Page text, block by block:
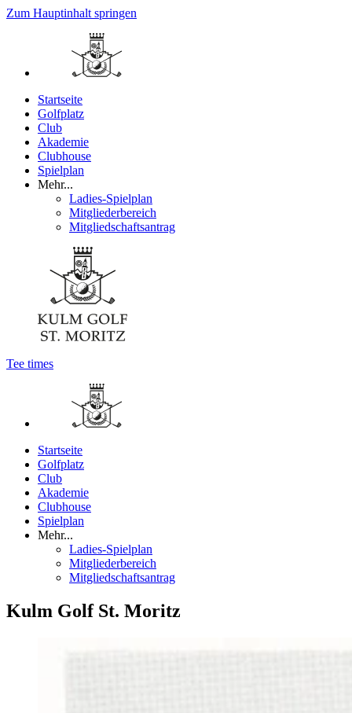
Zum Hauptinhalt springen
Startseite
Golfplatz
Club
Akademie
Clubhouse
Spielplan
Mehr...
Ladies-Spielplan
Mitgliederbereich
Mitgliedschaftsantrag
Tee times
Startseite
Golfplatz
Club
Akademie
Clubhouse
Spielplan
Mehr...
Ladies-Spielplan
Mitgliederbereich
Mitgliedschaftsantrag
Kulm Golf St. Moritz